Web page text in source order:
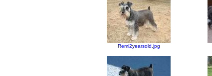
Remi2yearsold.jpg